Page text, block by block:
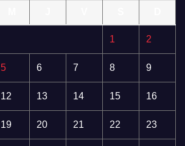
1 2
5 6 7 8 9
12 13 14 15 16
19 20 21 22 23